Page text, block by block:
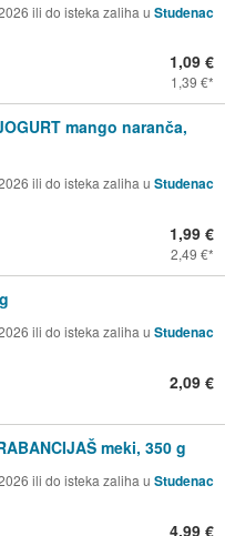
ili do isteka zaliha u Studenac
1,09 €
1,39 €
mango naranča,
ili do isteka zaliha u Studenac
1,99 €
2,49 €
ili do isteka zaliha u Studenac
2,09 €
meki, 350 g
ili do isteka zaliha u Studenac
4,99 €